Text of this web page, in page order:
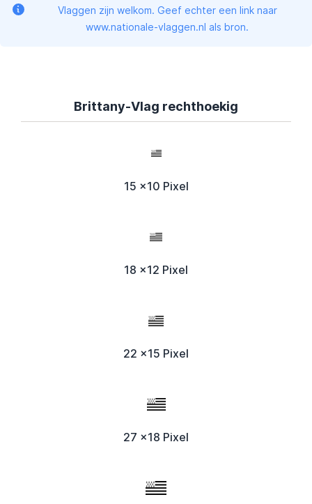
Vlaggen zijn welkom. Geef echter een link naar
www.nationale-vlaggen.nl als bron.
Brittany-Vlag rechthoekig
15 x10 Pixel
18 x12 Pixel
22 x15 Pixel
27 x18 Pixel